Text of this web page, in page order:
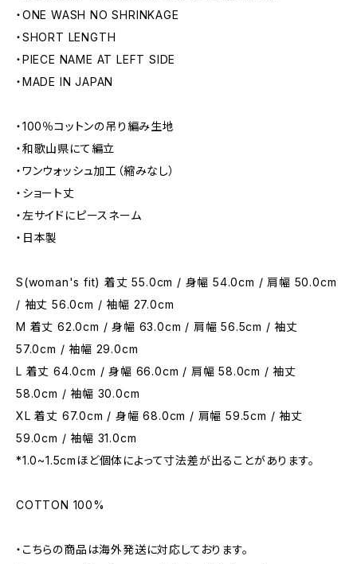
・ONE WASH NO SHRINKAGE
・SHORT LENGTH
・PIECE NAME AT LEFT SIDE
・MADE IN JAPAN
・100％コットンの吊り編み生地
・和歌山県にて編立
・ワンウォッシュ加工（縮みなし）
・ショート丈
・左サイドにピースネーム
・日本製
S(woman's fit) 着丈 55.0cm / 身幅 54.0cm / 肩幅 50.0cm
/ 袖丈 56.0cm / 袖幅 27.0cm
M 着丈 62.0cm / 身幅 63.0cm / 肩幅 56.5cm / 袖丈
57.0cm / 袖幅 29.0cm
L 着丈 64.0cm / 身幅 66.0cm / 肩幅 58.0cm / 袖丈
58.0cm / 袖幅 30.0cm
XL 着丈 67.0cm / 身幅 68.0cm / 肩幅 59.5cm / 袖丈
59.0cm / 袖幅 31.0cm
*1.0~1.5cmほど個体によって寸法差が出ることがあります。
COTTON 100%
・こちらの商品は海外発送に対応しております。